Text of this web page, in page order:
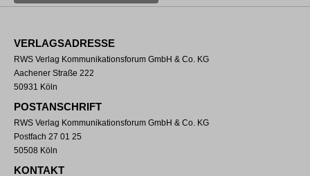
VERLAGSADRESSE
RWS Verlag Kommunikationsforum GmbH & Co. KG
Aachener Straße 222
50931 Köln
POSTANSCHRIFT
RWS Verlag Kommunikationsforum GmbH & Co. KG
Postfach 27 01 25
50508 Köln
KONTAKT